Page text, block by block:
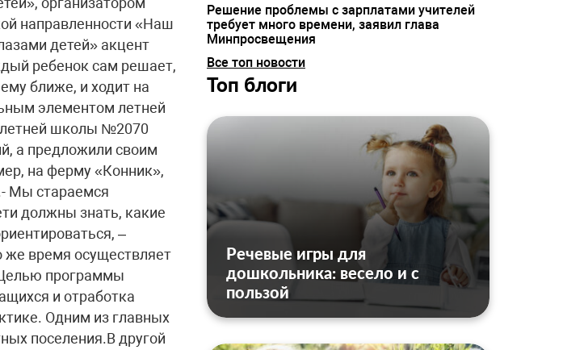
направленности «Наш
детей» акцент
ребенок сам решает,
ближе, и ходит на
элементом летней
школы №2070
а предложили своим
на ферму «Конник»,
Мы стараемся
должны знать, какие
–
же время осуществляет
программы
и отработка
Одним из главных
поселения.В другой
Решение проблемы с зарплатами учителей
требует много времени, заявил глава
Минпросвещения
Все топ новости
Топ блоги
Речевые игры для
дошкольника: весело и с
пользой